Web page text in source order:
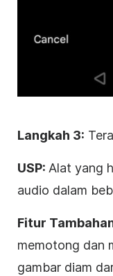
Langkah 3:
USP: Alat yang
audio dalam
Fitur
memotong dan
gambar diam